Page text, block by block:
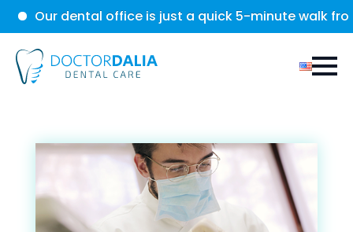
Our dental office is just a quick 5-minute walk from